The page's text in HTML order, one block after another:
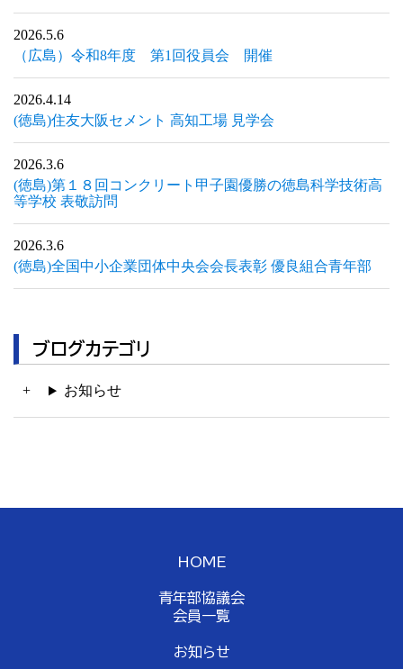
2026.5.6
（広島）令和8年度 第1回役員会 開催
2026.4.14
(徳島)住友大阪セメント 高知工場 見学会
2026.3.6
(徳島)第１８回コンクリート甲子園優勝の徳島科学技術高
等学校 表敬訪問
2026.3.6
(徳島)全国中小企業団体中央会会長表彰 優良組合青年部
ブログカテゴリ
お知らせ
HOME
青年部協議会
会員一覧
お知らせ